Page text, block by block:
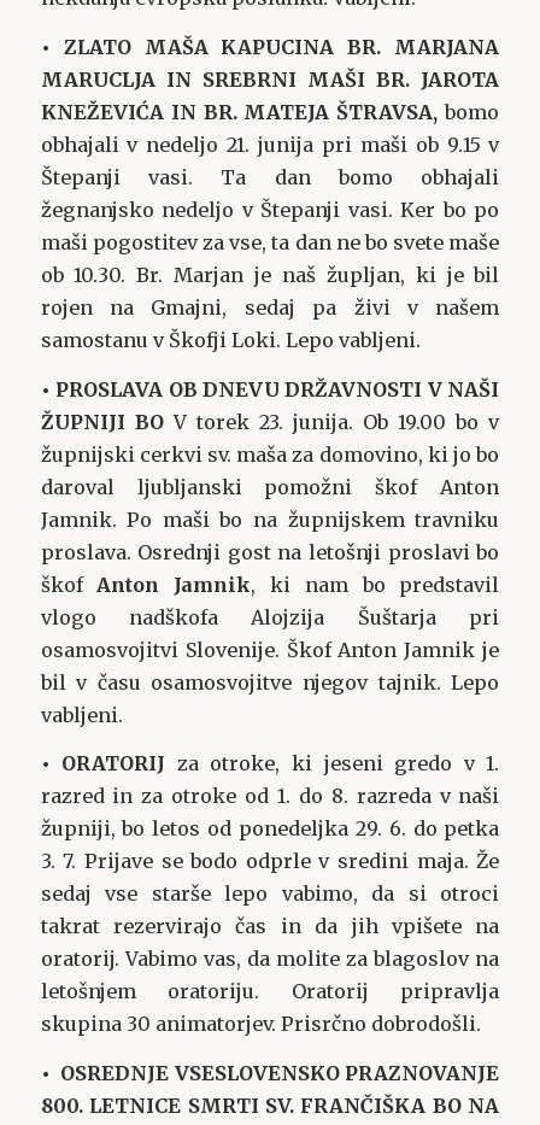
• ZLATO MAŠA KAPUCINA BR. MARJANA
MARUCLJA IN SREBRNI MAŠI BR. JAROTA
KNEŽEVIĆA IN BR. MATEJA ŠTRAVSA,bomo
obhajali v nedeljo 21. junija pri maši ob 9.15 v
Štepanji vasi. Ta dan bomo obhajali
žegnanjsko nedeljo v Štepanji vasi. Ker bo po
maši pogostitev za vse, ta dan ne bo svete maše
ob 10.30. Br. Marjan je naš župljan, ki je bil
rojen na Gmajni, sedaj pa živi v našem
samostanu v Škofji Loki. Lepo vabljeni.
• PROSLAVA OB DNEVU DRŽAVNOSTI V NAŠI
ŽUPNIJI BOV torek 23. junija. Ob 19.00 bo v
župnijski cerkvi sv. maša za domovino, ki jo bo
daroval ljubljanski pomožni škof Anton
Jamnik. Po maši bo na župnijskem travniku
proslava. Osrednji gost na letošnji proslavi bo
škof Anton Jamnik, ki nam bo predstavil
vlogo nadškofa Alojzija Šuštarja pri
osamosvojitvi Slovenije. Škof Anton Jamnik je
bil v času osamosvojitve njegov tajnik. Lepo
vabljeni.
• ORATORIJ za otroke, ki jeseni gredo v 1.
razred in za otroke od 1. do 8. razreda v naši
župniji, bo letos od ponedeljka 29. 6. do petka
3. 7. Prijave se bodo odprle v sredini maja. Že
sedaj vse starše lepo vabimo, da si otroci
takrat rezervirajo čas in da jih vpišete na
oratorij. Vabimo vas, da molite za blagoslov na
letošnjem oratoriju. Oratorij pripravlja
skupina 30 animatorjev. Prisrčno dobrodošli.
• OSREDNJE VSESLOVENSKO PRAZNOVANJE
800. LETNICE SMRTI SV. FRANČIŠKA BO NA